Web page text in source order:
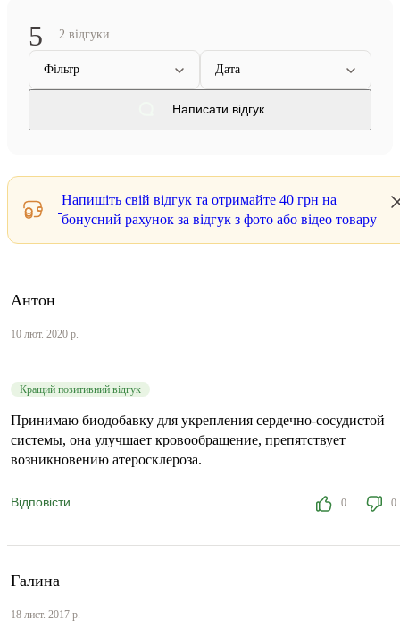
5 2 відгуки
Фільтр Дата
Написати відгук
Напишіть свій відгук та отримайте 40 грн на
бонусний рахунок за відгук з фото або відео товару
Антон
10 лют. 2020 р.
Кращий позитивний відгук
Принимаю биодобавку для укрепления сердечно-сосудистой
системы, она улучшает кровообращение, препятствует
возникновению атеросклероза.
Відповісти 0 0
Галина
18 лист. 2017 р.